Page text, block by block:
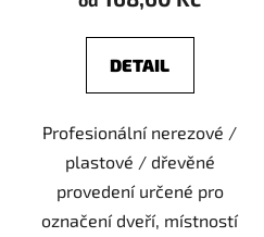
DETAIL
Profesionální nerezové /
plastové / dřevěné
provedení určené pro
označení dveří, místností